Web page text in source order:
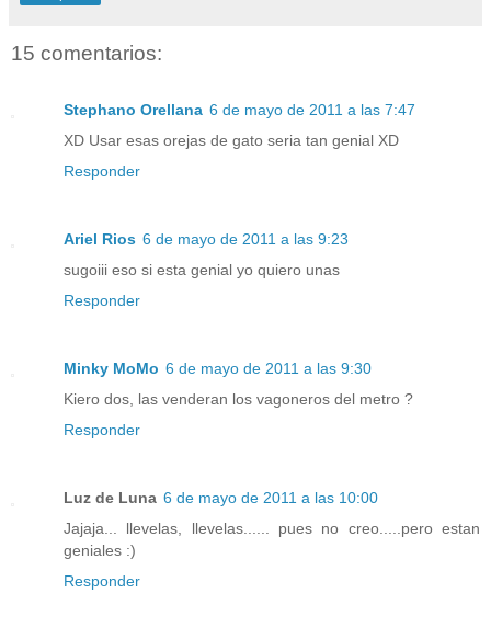
15 comentarios:
Stephano Orellana 6 de mayo de 2011 a las 7:47
XD Usar esas orejas de gato seria tan genial XD
Responder
Ariel Rios 6 de mayo de 2011 a las 9:23
sugoiii eso si esta genial yo quiero unas
Responder
Minky MoMo 6 de mayo de 2011 a las 9:30
Kiero dos, las venderan los vagoneros del metro ?
Responder
Luz de Luna 6 de mayo de 2011 a las 10:00
Jajaja... llevelas, llevelas...... pues no creo.....pero estan
geniales :)
Responder